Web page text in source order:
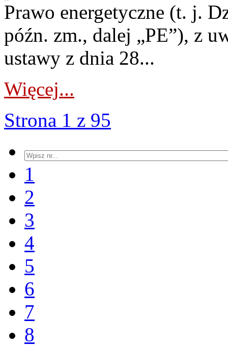
Prawo energetyczne (t. j.
późn. zm., dalej „PE”), z
ustawy z dnia 28...
Więcej...
Strona 1 z 95
1
2
3
4
5
6
7
8